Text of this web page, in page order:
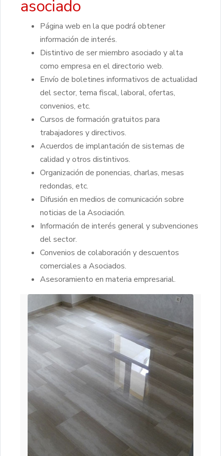
asociado
Página web en la que podrá obtener
información de interés.
Distintivo de ser miembro asociado y alta
como empresa en el directorio web.
Envío de boletines informativos de actualidad
del sector, tema fiscal, laboral, ofertas,
convenios, etc.
Cursos de formación gratuitos para
trabajadores y directivos.
Acuerdos de implantación de sistemas de
calidad y otros distintivos.
Organización de ponencias, charlas, mesas
redondas, etc.
Difusión en medios de comunicación sobre
noticias de la Asociación.
Información de interés general y subvenciones
del sector.
Convenios de colaboración y descuentos
comerciales a Asociados.
Asesoramiento en materia empresarial.